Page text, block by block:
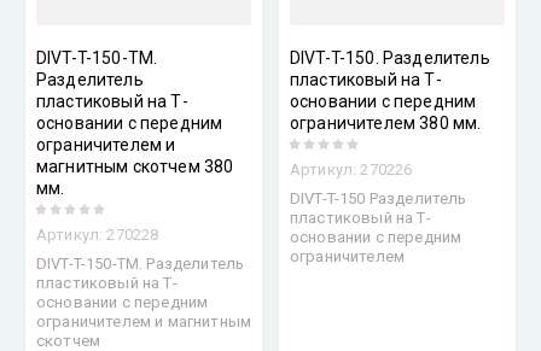
DIVT-T-150-TM.
Разделитель
пластиковый на Т-
основании с передним
ограничителем и
магнитным скотчем 380
мм.
Артикул: 270228
DIVT-T-150-TM. Разделитель
пластиковый на Т-
основании с передним
ограничителем и магнитным
скотчем
DIVT-T-150. Разделитель
пластиковый на Т-
основании с передним
ограничителем 380 мм.
Артикул: 270226
DIVT-T-150 Разделитель
пластиковый на Т-
основании с передним
ограничителем